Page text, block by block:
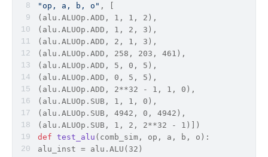
"op, a, b, o" , [
(alu.ALUOp.ADD, 1, 1, 2),
(alu.ALUOp.ADD, 1, 2, 3),
(alu.ALUOp.ADD, 2, 1, 3),
(alu.ALUOp.ADD, 258, 203, 461),
(alu.ALUOp.ADD, 5, 0, 5),
(alu.ALUOp.ADD, 0, 5, 5),
(alu.ALUOp.ADD, 2**32 - 1, 1, 0),
(alu.ALUOp.SUB, 1, 1, 0),
(alu.ALUOp.SUB, 4942, 0, 4942),
(alu.ALUOp.SUB, 1, 2, 2**32 - 1)])
def test_alu ( comb_sim, op, a, b, o ):
alu_inst = alu.ALU(32)